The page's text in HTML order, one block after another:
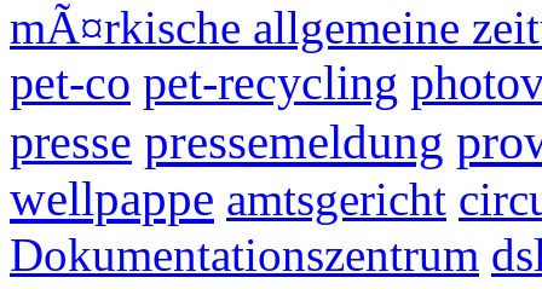
mÃ¤rkische allgemeine
pet-co pet-recycling
presse pressemeldung
wellpappe amtsgericht
Dokumentationszentrum